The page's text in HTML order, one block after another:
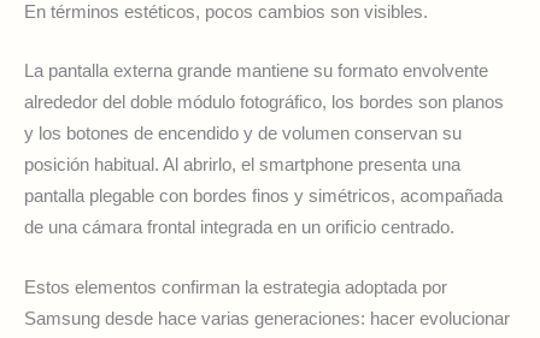
En términos estéticos, pocos cambios son visibles.
La pantalla externa grande mantiene su formato envolvente
alrededor del doble módulo fotográfico, los bordes son planos
y los botones de encendido y de volumen conservan su
posición habitual. Al abrirlo, el smartphone presenta una
pantalla plegable con bordes finos y simétricos, acompañada
de una cámara frontal integrada en un orificio centrado.
Estos elementos confirman la estrategia adoptada por
Samsung desde hace varias generaciones: hacer evolucionar